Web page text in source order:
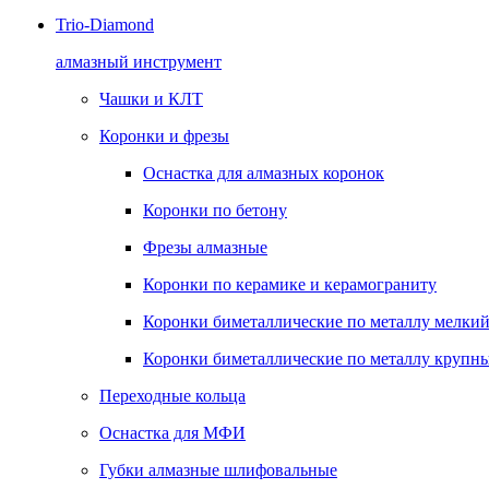
Trio-Diamond
алмазный инструмент
Чашки и КЛТ
Коронки и фрезы
Оснастка для алмазных коронок
Коронки по бетону
Фрезы алмазные
Коронки по керамике и керамограниту
Коронки биметаллические по металлу
Коронки биметаллические по металлу
Переходные кольца
Оснастка для МФИ
Губки алмазные шлифовальные